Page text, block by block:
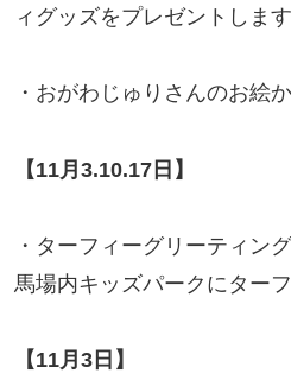
ィグッズをプレゼントします
・おがわじゅりさんのお絵
【11月3.10.17日】
・ターフィーグリーティング
馬場内キッズパークにター
【11月3日】